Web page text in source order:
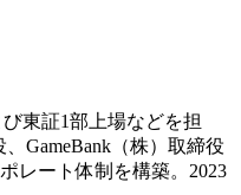
東証1部上場などを担
GameBank（株）取締役
レート体制を構築。2023